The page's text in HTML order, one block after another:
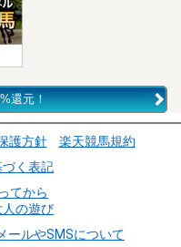
還元！
護方針
楽天競馬規約
く表記
てから
の遊び
ールやSMSについて